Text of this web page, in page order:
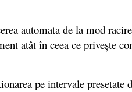
automata de la mod
atât în ceea ce priveşte
pe intervale presetate